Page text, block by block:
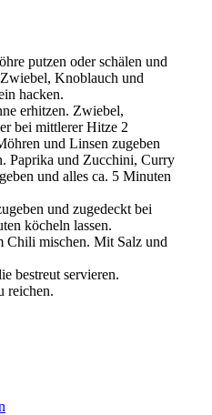
putzen oder schälen und
Knoblauch und
hacken.
erhitzen. Zwiebel,
bei mittlerer Hitze 2
und Linsen zugeben
Paprika und Zucchini, Curry
und alles ca. 5 Minuten
und zugedeckt bei
köcheln lassen.
Chili mischen. Mit Salz und
bestreut servieren.
reichen.